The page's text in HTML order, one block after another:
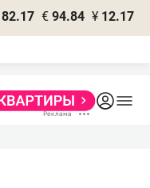
82.17 € 94.84 ¥ 12.17